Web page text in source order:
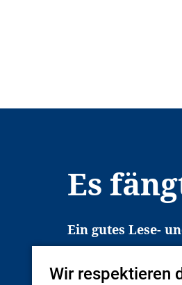
Es
Ein gutes Lese-
Es erleichtert den
Jugendliche in
Wir respektieren